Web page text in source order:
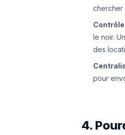
chercher
Contrôle
le noir.
des
pour
4.